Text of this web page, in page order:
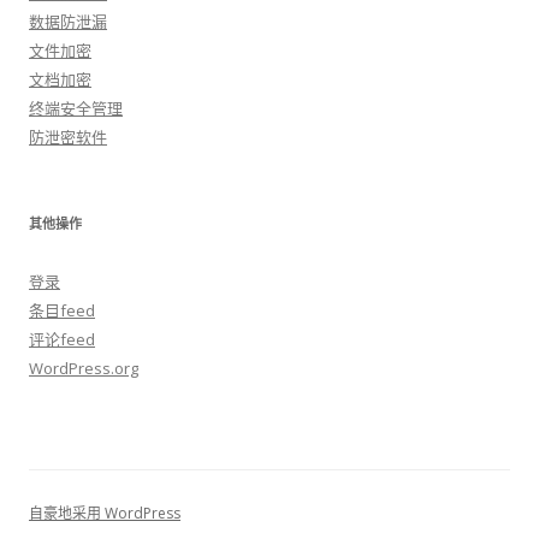
数据防泄漏
文件加密
文档加密
终端安全管理
防泄密软件
其他操作
登录
条目feed
评论feed
WordPress.org
自豪地采用 WordPress